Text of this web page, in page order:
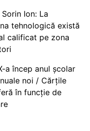
Ion: La
tehnologică există
calificat pe zona
a încep anul școlar
noi / Cărțile
în funcție de